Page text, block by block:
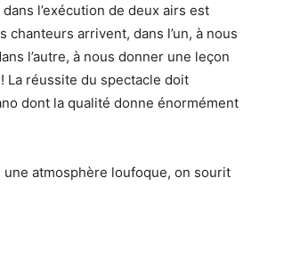
l’exécution de deux airs est
arrivent, dans l’un, à nous
l’autre, à nous donner une leçon
La réussite du spectacle doit
dont la qualité donne énormément
atmosphère loufoque, on sourit